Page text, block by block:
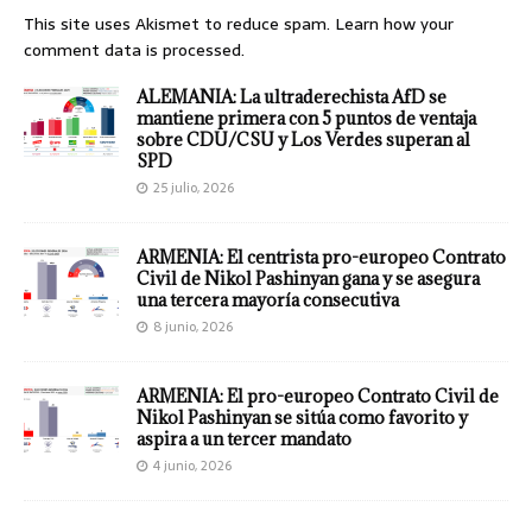
This site uses Akismet to reduce spam. Learn how your
comment data is processed.
ALEMANIA: La ultraderechista AfD se
mantiene primera con 5 puntos de ventaja
sobre CDU/CSU y Los Verdes superan al
SPD
25 julio, 2026
ARMENIA: El centrista pro-europeo Contrato
Civil de Nikol Pashinyan gana y se asegura
una tercera mayoría consecutiva
8 junio, 2026
ARMENIA: El pro-europeo Contrato Civil de
Nikol Pashinyan se sitúa como favorito y
aspira a un tercer mandato
4 junio, 2026